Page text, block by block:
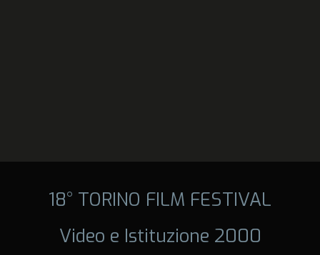
18° TORINO FILM FESTIVAL
Video e Istituzione 2000